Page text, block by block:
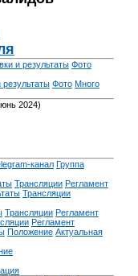
и результаты Фото
Фото Много
2024)
канал Группа
Трансляции Регламент
Трансляции
Трансляции Регламент
Регламент
Положение Актуальная